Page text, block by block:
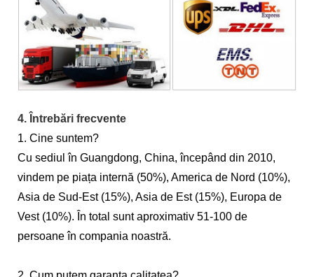
4. Întrebări frecvente
1. Cine suntem?
Cu sediul în Guangdong, China, începând din 2010,
vindem pe piața internă (50%), America de Nord (10%),
Asia de Sud-Est (15%), Asia de Est (15%), Europa de
Vest (10%). În total sunt aproximativ 51-100 de
persoane în compania noastră.